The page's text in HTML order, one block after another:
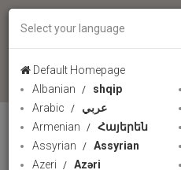
language
Select your language
Default Homepage
Albanian
shqip
Arabic
عربي
Armenian
Հայերեն
Assyrian
Assyrian
Azeri
Azəri